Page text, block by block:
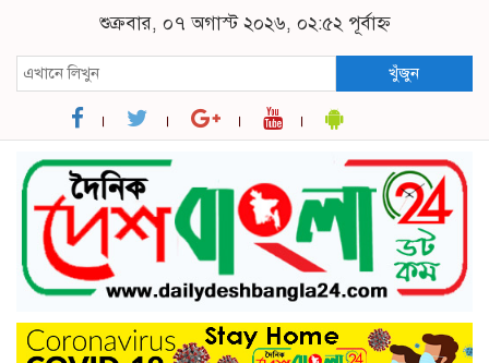
শুক্রবার, ০৭ অগাস্ট ২০২৬, ০২:৫২ পূর্বাহ্ন
খুঁজুন